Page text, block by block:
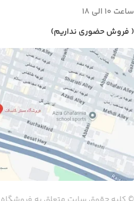
ساعت ۱۰ الی ۱8
( فروش حضوری نداریم)